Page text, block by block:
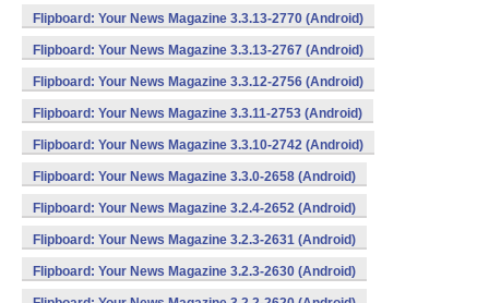
Flipboard: Your News Magazine 3.3.13-2770 (Android)
Flipboard: Your News Magazine 3.3.13-2767 (Android)
Flipboard: Your News Magazine 3.3.12-2756 (Android)
Flipboard: Your News Magazine 3.3.11-2753 (Android)
Flipboard: Your News Magazine 3.3.10-2742 (Android)
Flipboard: Your News Magazine 3.3.0-2658 (Android)
Flipboard: Your News Magazine 3.2.4-2652 (Android)
Flipboard: Your News Magazine 3.2.3-2631 (Android)
Flipboard: Your News Magazine 3.2.3-2630 (Android)